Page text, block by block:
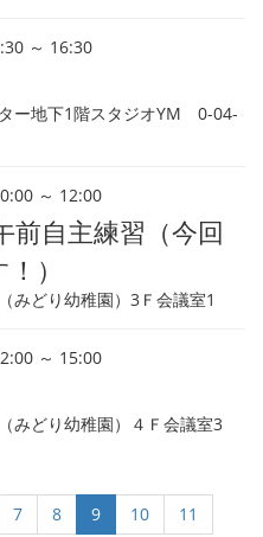
～ 16:30
ー地下1階スタジオYM 0-04-
～ 12:00
前自主練習（今回
）
みどり幼稚園）3Ｆ会議室1
～ 15:00
みどり幼稚園）４Ｆ会議室3
7 8 9 10
11